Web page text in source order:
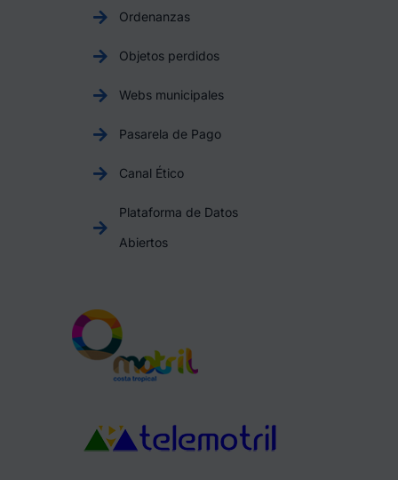
Ordenanzas
Objetos perdidos
Webs municipales
Pasarela de Pago
Canal Ético
Plataforma de Datos
Abiertos